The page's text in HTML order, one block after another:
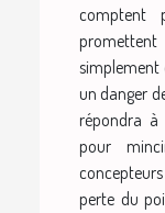
comptent
promettent
simplement
un danger
répondra à
pour
perte du